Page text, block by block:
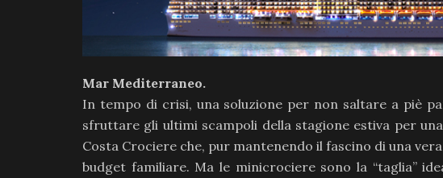
Mar Mediterraneo.
In tempo di crisi, una soluzione per non saltare a piè
sfruttare gli ultimi scampoli della stagione estiva per
Costa Crociere che, pur mantenendo il fascino di una
budget familiare. Ma le minicrociere sono la “taglia”